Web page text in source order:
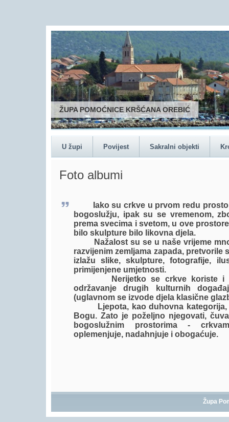
ŽUPA POMOĆNICE KRŠĆANA OREBIĆ
U župi Povijest Sakralni objekti
Foto albumi
Iako su crkve u prvom redu
bogoslužju, ipak su se vremenom,
prema svecima i svetom, u ove
bilo skulpture bilo likovna djela.
Nažalost su se u naše vrijeme
razvijenim zemljama zapada, pretvorile
izlažu slike, skulpture, fotografije,
primijenjene umjetnosti.
Nerijetko se crkve koriste i
održavanje drugih kulturnih
(uglavnom se izvode djela klasične
Ljepota, kao duhovna kategorija,
Bogu. Zato je poželjno njegovati,
bogoslužnim prostorima -
oplemenjuje, nadahnjuje i obogaćuje.
Župa